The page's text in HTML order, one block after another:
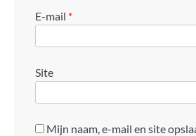
E-mail *
Site
Mijn naam, e-mail en site